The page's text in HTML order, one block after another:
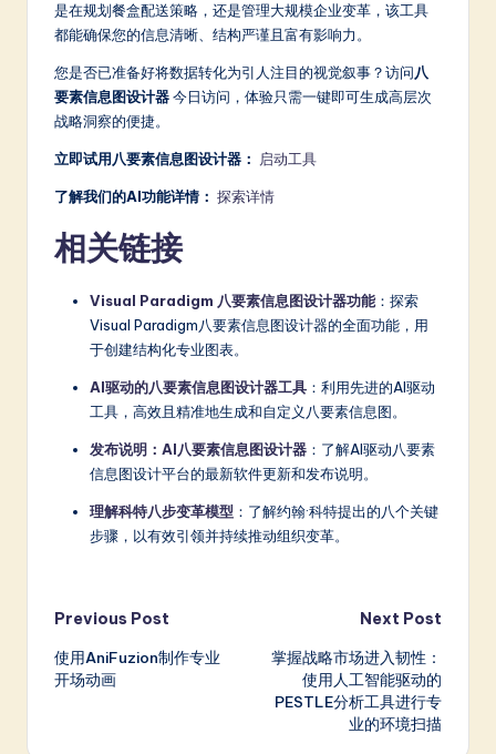
是在规划餐盒配送策略，还是管理大规模企业变革，该工具
都能确保您的信息清晰、结构严谨且富有影响力。
您是否已准备好将数据转化为引人注目的视觉叙事？访问八
要素信息图设计器今日访问，体验只需一键即可生成高层次
战略洞察的便捷。
立即试用八要素信息图设计器： 启动工具
了解我们的AI功能详情： 探索详情
相关链接
Visual Paradigm 八要素信息图设计器功能 ：探索
Visual Paradigm八要素信息图设计器的全面功能，用
于创建结构化专业图表。
AI驱动的八要素信息图设计器工具 ：利用先进的AI驱动
工具，高效且精准地生成和自定义八要素信息图。
发布说明：AI八要素信息图设计器 ：了解AI驱动八要素
信息图设计平台的最新软件更新和发布说明。
理解科特八步变革模型 ：了解约翰·科特提出的八个关键
步骤，以有效引领并持续推动组织变革。
Post
navigation
Previous Post
使用AniFuzion制作专业
开场动画
Next Post
掌握战略市场进入韧性：
使用人工智能驱动的
PESTLE分析工具进行专
业的环境扫描